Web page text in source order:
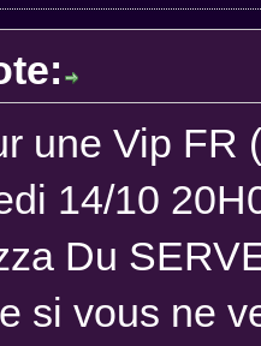
une Vip FR
14/10
Du
si vous ne